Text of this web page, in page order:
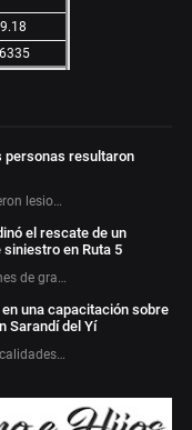
personas resultaron
lesio…
el rescate de un
en Ruta 5
de gra…
una capacitación sobre
Sarandí del Yí